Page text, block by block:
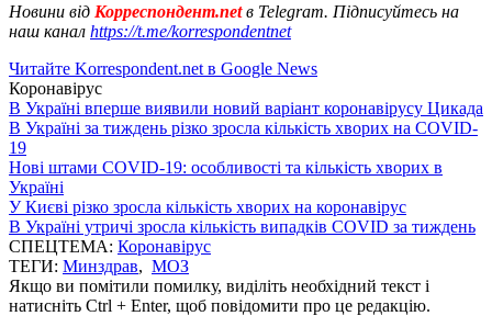
Новини від Корреспондент.netв Telegram. Підписуйтесь на
наш канал https://t.me/korrespondentnet
Читайте Korrespondent.net в Google News
Коронавірус
В Україні вперше виявили новий варіант коронавірусу Цикада
В Україні за тиждень різко зросла кількість хворих на COVID-
19
Нові штами COVID-19: особливості та кількість хворих в
Україні
У Києві різко зросла кількість хворих на коронавірус
В Україні утричі зросла кількість випадків COVID за тиждень
СПЕЦТЕМА: Коронавірус
ТЕГИ: Минздрав, МОЗ
Якщо ви помітили помилку, виділіть необхідний текст і
натисніть Ctrl + Enter, щоб повідомити про це редакцію.